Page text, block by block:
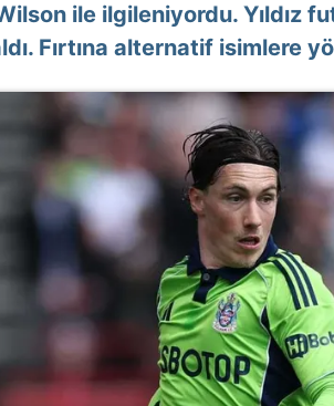
ile ilgileniyordu. Yıldız
Fırtına alternatif isimlere